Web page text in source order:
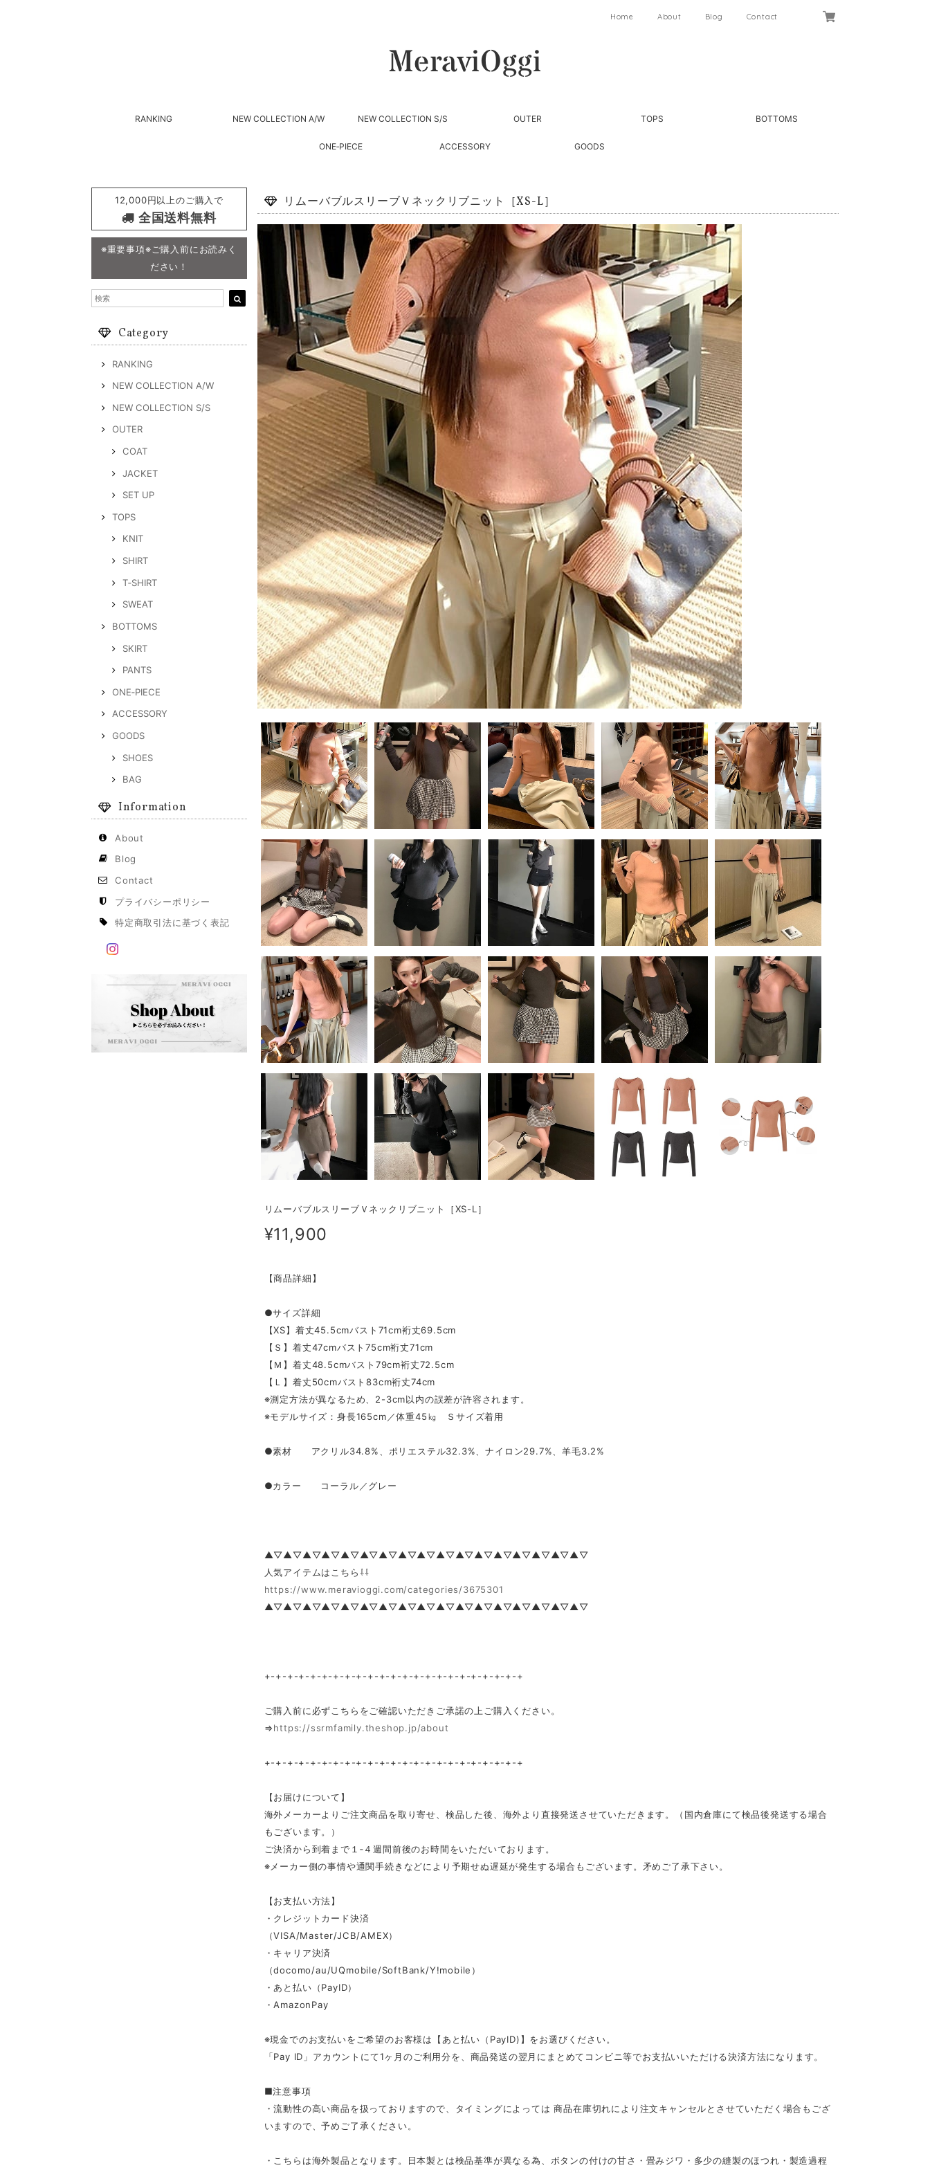
Home About Blog Contact
RANKING NEW COLLECTION A/W NEW COLLECTION S/S OUTER TOPS BOTTOMS
ONE‐PIECE ACCESSORY GOODS
12,000円以上のご購入で
全国送料無料
※重要事項※ご購入前にお読みく
ださい！
Category
RANKING
NEW COLLECTION A/W
NEW COLLECTION S/S
OUTER
COAT
JACKET
SET UP
TOPS
KNIT
SHIRT
T‐SHIRT
SWEAT
BOTTOMS
SKIRT
PANTS
ONE‐PIECE
ACCESSORY
GOODS
SHOES
BAG
Information
About
Blog
Contact
プライバシーポリシー
特定商取引法に基づく表記
リムーバブルスリーブＶネックリブニット［XS-L］
リムーバブルスリーブＶネックリブニット［XS-L］
¥11,900
【商品詳細】
●サイズ詳細
【XS】着丈45.5cmバスト71cm裄丈69.5cm
【Ｓ】着丈47cmバスト75cm裄丈71cm
【Ｍ】着丈48.5cmバスト79cm裄丈72.5cm
【Ｌ】着丈50cmバスト83cm裄丈74cm
※測定方法が異なるため、2-3cm以内の誤差が許容されます。
※モデルサイズ：身長165cm／体重45㎏ Ｓサイズ着用
●素材 アクリル34.8%、ポリエステル32.3%、ナイロン29.7%、羊毛3.2%
●カラー コーラル／グレー
▲▽▲▽▲▽▲▽▲▽▲▽▲▽▲▽▲▽▲▽▲▽▲▽▲▽▲▽▲▽▲▽▲▽
人気アイテムはこちら⇩⇩
https://www.meravioggi.com/categories/3675301
▲▽▲▽▲▽▲▽▲▽▲▽▲▽▲▽▲▽▲▽▲▽▲▽▲▽▲▽▲▽▲▽▲▽
+-+-+-+-+-+-+-+-+-+-+-+-+-+-+-+-+-+-+-+-+-+-+
ご購入前に必ずこちらをご確認いただきご承諾の上ご購入ください。
⇒https://ssrmfamily.theshop.jp/about
+-+-+-+-+-+-+-+-+-+-+-+-+-+-+-+-+-+-+-+-+-+-+
【お届けについて】
海外メーカーよりご注文商品を取り寄せ、検品した後、海外より直接発送させていただきます。（国内倉庫にて検品後発送する場合
もございます。）
ご決済から到着まで１‐４週間前後のお時間をいただいております。
※メーカー側の事情や通関手続きなどにより予期せぬ遅延が発生する場合もございます。矛めご了承下さい。
【お支払い方法】
・クレジットカード決済
（VISA/Master/JCB/AMEX）
・キャリア決済
（docomo/au/UQmobile/SoftBank/Y!mobile）
・あと払い（PayID）
・AmazonPay
※現金でのお支払いをご希望のお客様は【あと払い（PayID)】をお選びください。
「Pay ID」アカウントにて1ヶ月のご利用分を、商品発送の翌月にまとめてコンビニ等でお支払いいただける決済方法になります。
■注意事項
・流動性の高い商品を扱っておりますので、タイミングによっては 商品在庫切れにより注文キャンセルとさせていただく場合もござ
いますので、予めご了承ください。
・こちらは海外製品となります。日本製とは検品基準が異なる為、ボタンの付けの甘さ・畳みジワ・多少の縫製のほつれ・製造過程